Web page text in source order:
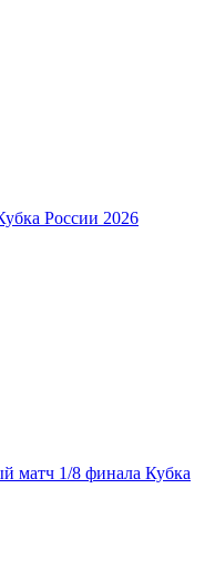
России 2026
матч 1/8 финала Кубка